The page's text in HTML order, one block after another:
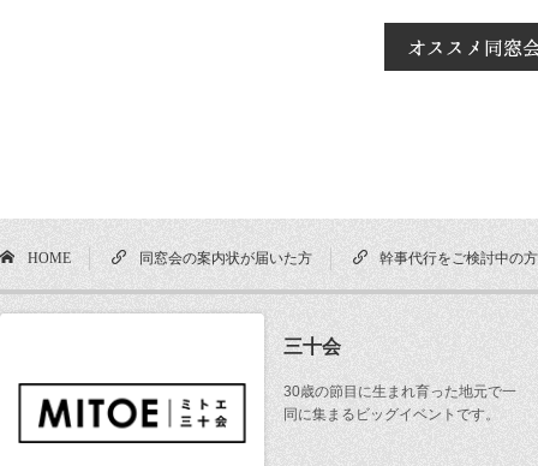
HOME 同窓会の案内状が届いた方 幹事代行をご検討中の方
三十会
30歳の節目に生まれ育った地元で一
同に集まるビッグイベントです。